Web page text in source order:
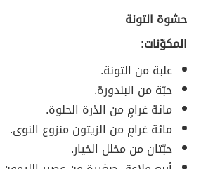
حشوة التونة
المكوّنات:
علبة من التونة.
حبّة من البندورة.
مائة غرامٍ من الذرة الحلوة.
مائة غرامٍ من الزيتون منزوع النوى.
حبّتان من مخلل الخيار.